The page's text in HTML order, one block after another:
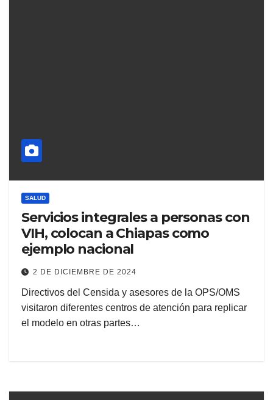
SALUD
Servicios integrales a personas con
VIH, colocan a Chiapas como
ejemplo nacional
2 DE DICIEMBRE DE 2024
Directivos del Censida y asesores de la OPS/OMS
visitaron diferentes centros de atención para replicar
el modelo en otras partes…